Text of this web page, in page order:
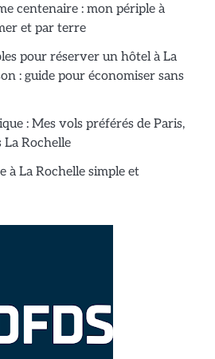
centenaire : mon périple à
et par terre
pour réserver un hôtel à La
: guide pour économiser sans
: Mes vols préférés de Paris,
Rochelle
La Rochelle simple et